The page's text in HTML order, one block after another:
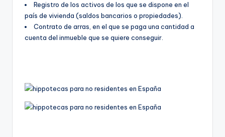
Registro de los activos de los que se dispone en el
país de vivienda (saldos bancarios o propiedades).
Contrato de arras, en el que se paga una cantidad a
cuenta del inmueble que se quiere conseguir.